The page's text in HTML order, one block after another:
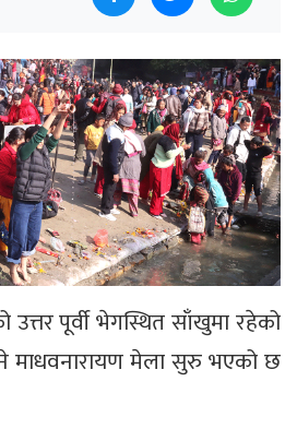
उत्तर पूर्वी भेगस्थित साँखुमा रहेको
माधवनारायण मेला सुरु भएको छ